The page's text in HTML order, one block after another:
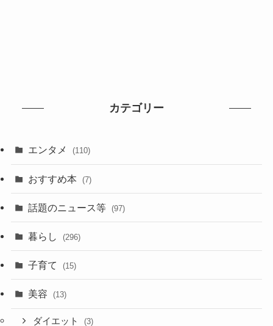
カテゴリー
エンタメ (110)
おすすめ本 (7)
話題のニュース等 (97)
暮らし (296)
子育て (15)
美容 (13)
ダイエット (3)